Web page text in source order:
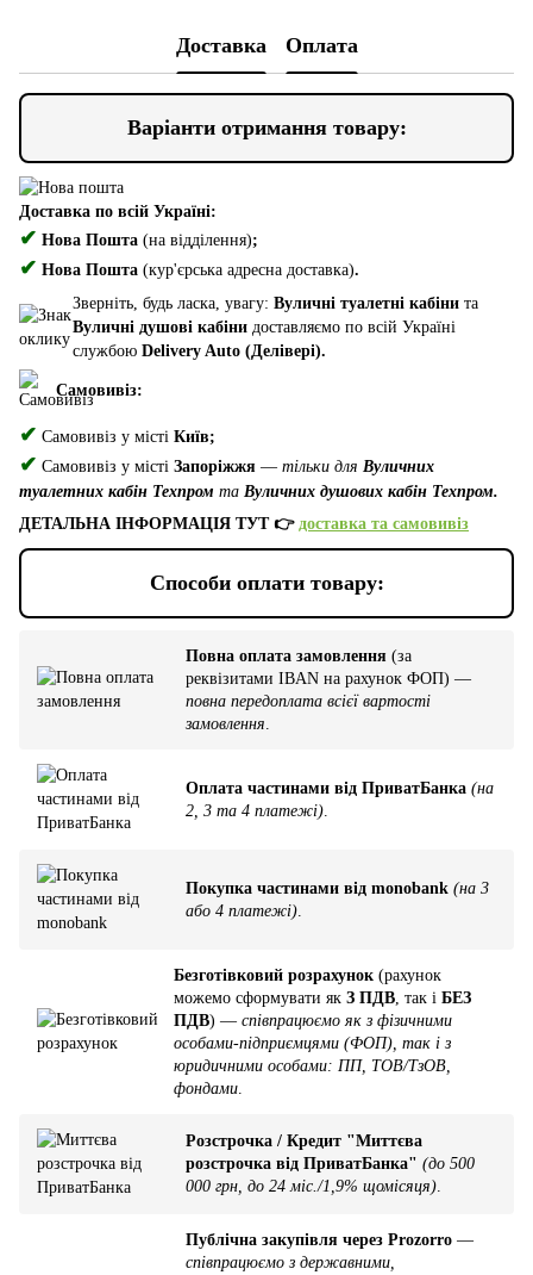
Доставка Оплата
Варіанти отримання товару:
Доставка по всій Україні:
✔ Нова Пошта (на відділення);
✔ Нова Пошта (кур'єрська адресна доставка).
Зверніть, будь ласка, увагу: Вуличні туалетні кабіни та
Вуличні душові кабіни доставляємо по всій Україні
службою Delivery Auto (Делівері).
Самовивіз:
✔ Самовивіз у місті Київ;
✔ Самовивіз у місті Запоріжжя — тільки для Вуличних
туалетних кабін Техпром та Вуличних душових кабін Техпром.
ДЕТАЛЬНА ІНФОРМАЦІЯ ТУТ 👉 доставка та самовивіз
Способи оплати товару:
Повна оплата замовлення (за
реквізитами IBAN на рахунок ФОП) —
повна передоплата всієї вартості
замовлення
Оплата частинами від ПриватБанка (на
2, 3 та 4 платежі)
Покупка частинами від monobank (на 3
або 4 платежі)
Безготівковий розрахунок (рахунок
можемо сформувати як З ПДВ , так і БЕЗ
ПДВ) — співпрацюємо як з фізичними
особами-підприємцями (ФОП), так і з
юридичними особами: ПП, ТОВ/ТзОВ,
фондами
Розстрочка / Кредит "Миттєва
розстрочка від ПриватБанка" (до 500
000 грн, до 24 міс./1,9% щомісяця).
Публічна закупівля через Prozorro —
співпрацюємо з державними,